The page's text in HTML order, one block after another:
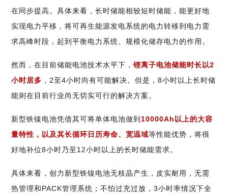
在同步提高。具体来看，长时储能相较短时储能，能更好地
实现电力平移，将可再生能源发电系统的电力转移到电力需
求高峰时段，起到平衡电力系统、规模化储存电力的作用。
然而，在目前储能电池技术水平下， 锂离子电池储能时长以2
小时居多 ，2至4小时尚有可能解决。但是，8小时以上长时储
能则在目前行业尚无切实可行的解决方案。
新型铁镍电池凭借其可将单体电池做到 10000Ah以上的大容
量特性，以及其长循环日历寿命、宽温域等性能优势，将很
好地补位8小时乃至12小时以上的长时储能需求。
具体来看，创力新型铁镍电池无枝晶产生，皮实耐用，无需
热管理和PACK管理系统；不怕过充过放，3小时率情况下全